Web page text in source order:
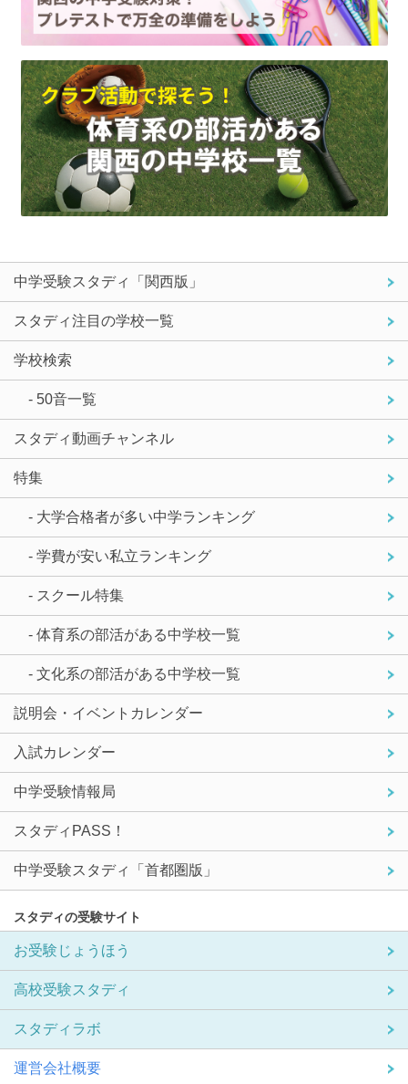
中学受験スタディ「関西版」
スタディ注目の学校一覧
学校検索
- 50音一覧
スタディ動画チャンネル
特集
- 大学合格者が多い中学ランキング
- 学費が安い私立ランキング
- スクール特集
- 体育系の部活がある中学校一覧
- 文化系の部活がある中学校一覧
説明会・イベントカレンダー
入試カレンダー
中学受験情報局
スタディPASS！
中学受験スタディ「首都圏版」
スタディの受験サイト
お受験じょうほう
高校受験スタディ
スタディラボ
運営会社概要